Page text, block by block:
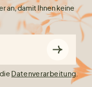
an, damit Ihnen keine
Datenverarbeitung.